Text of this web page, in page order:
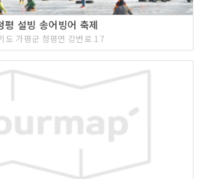
평 설빙 송어빙어 축제
도 가평군 청평면 강변로 17